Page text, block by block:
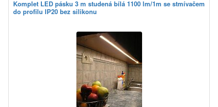
Komplet LED pásku 3 m studená bílá 1100 lm/1m se stmívačem
do profilu IP20 bez silikonu